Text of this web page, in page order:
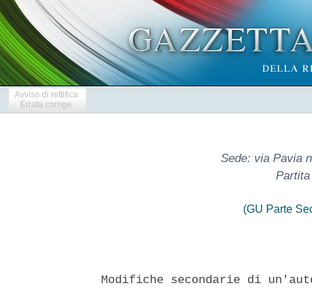
Avviso di rettifica
Errata corrige
Sede: via Pavia
Partita
(GU Parte
Modifiche secondarie di